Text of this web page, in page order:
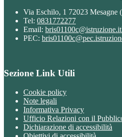
Via Eschilo, 1 72023 Mesagne
Tel: 0831772277
Email: bris01100c@istruzione.it
PEC:
Sezione Link Utili
Cookie policy
Note legali
Informativa Privacy
Ufficio Relazioni con il
Dichiarazione di accessibilità